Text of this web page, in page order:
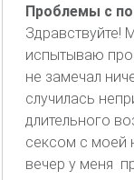
Проблемы с
Здравствуйте!
испытываю
не замечал
случилась
длительного
сексом с моей
вечер у меня